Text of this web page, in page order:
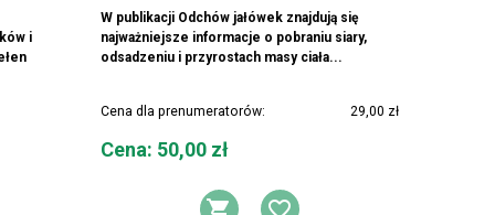
i
W publikacji Odchów jałówek znajdują się
najważniejsze informacje o pobraniu siary,
odsadzeniu i przyrostach masy ciała...
Cena dla prenumeratorów: 29,00 zł
Cena
Cena: 50,00 zł